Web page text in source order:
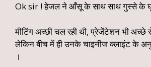
Ok sir ! हेजल ने आँसू के साथ साथ गुस्से के
मीटिंग अच्छी चल रही थी, प्रेजेंटेशन भी अच्छे
लेकिन बीच में ही उनके चाइनीज क्लाइंट के
।